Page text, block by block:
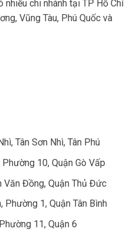
nhiều chi nhánh tại TP Hồ Chí
Vũng Tàu, Phú Quốc và
Tân Sơn Nhì, Tân Phú
10, Quận Gò Vấp
Đồng, Quận Thủ Đức
Phường 1, Quận Tân Bình
11, Quận 6